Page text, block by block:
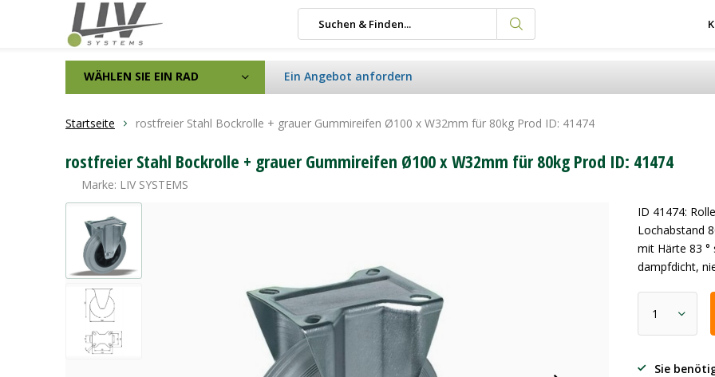
WÄHLEN SIE EIN RAD Ein Angebot anfordern
Startseite rostfreier Stahl Bockrolle + grauer Gummireifen Ø100 x W32mm für 80kg Prod ID: 41474
rostfreier Stahl Bockrolle + grauer Gummireifen Ø100 x W32mm für 80kg Prod ID: 41474
Marke: LIV SYSTEMS
ID 41474:
Lochabstand
mit Härte 83
dampfdicht,
Sie